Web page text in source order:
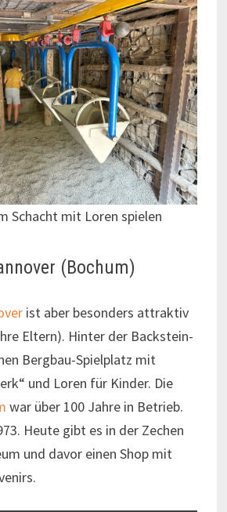
Schacht mit Loren spielen
(Bochum)
ist aber besonders attraktiv
Eltern). Hinter der Backstein-
Bergbau-Spielplatz mit
und Loren für Kinder. Die
war über 100 Jahre in Betrieb.
Heute gibt es in der Zechen
und davor einen Shop mit